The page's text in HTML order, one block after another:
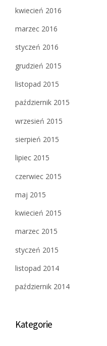
kwiecień 2016
marzec 2016
styczeń 2016
grudzień 2015
listopad 2015
październik 2015
wrzesień 2015
sierpień 2015
lipiec 2015
czerwiec 2015
maj 2015
kwiecień 2015
marzec 2015
styczeń 2015
listopad 2014
październik 2014
Kategorie